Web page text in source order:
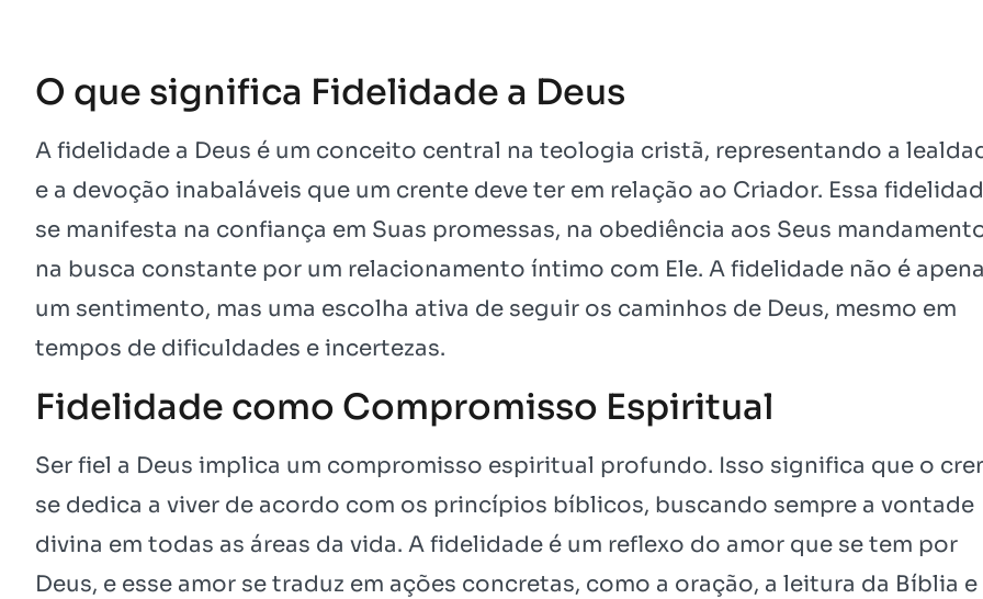
O que significa Fidelidade a Deus
A fidelidade a Deus é um conceito central na teologia cristã, representando a
e a devoção inabaláveis que um crente deve ter em relação ao Criador. Essa
se manifesta na confiança em Suas promessas, na obediência aos Seus
na busca constante por um relacionamento íntimo com Ele. A fidelidade não é
um sentimento, mas uma escolha ativa de seguir os caminhos de Deus, mesmo em
tempos de dificuldades e incertezas.
Fidelidade como Compromisso Espiritual
Ser fiel a Deus implica um compromisso espiritual profundo. Isso significa que o
se dedica a viver de acordo com os princípios bíblicos, buscando sempre a vontade
divina em todas as áreas da vida. A fidelidade é um reflexo do amor que se tem por
Deus, e esse amor se traduz em ações concretas, como a oração, a leitura da Bíblia e